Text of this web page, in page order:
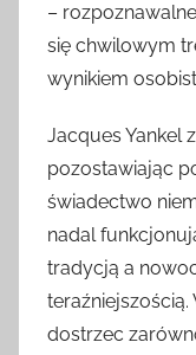
–
się chwilowym
wynikiem
Jacques Yankel
pozostawiając
świadectwo
nadal
tradycją a
dostrzec